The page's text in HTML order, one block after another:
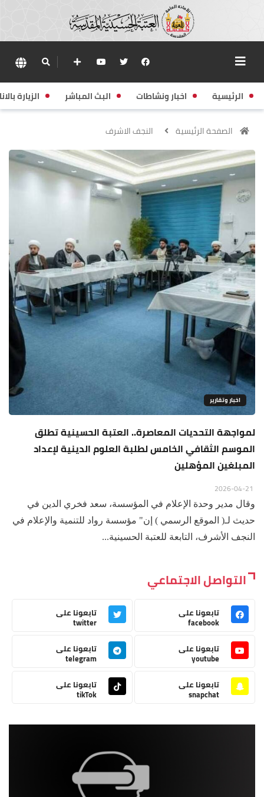
الرئيسية اخبار ونشاطات البث المباشر الزيارة
الصفحة الرئيسية النجف الاشرف
اخبار وتقارير
لمواجهة التحديات المعاصرة.. العتبة الحسينية تطلق
الموسم الثقافي الخامس لطلبة العلوم الدينية لإعداد
المبلغين المؤهلين
وقال مدير وحدة الإعلام في المؤسسة، سعد فخري الدين في
حديث لـ( الموقع الرسمي ) إن" مؤسسة رواد للتنمية والإعلام في
النجف الأشرف، التابعة للعتبة الحسينية...
التواصل الاجتماعي
تابعونا على
facebook
تابعونا على
twitter
تابعونا على
youtube
تابعونا على
telegram
تابعونا على
snapchat
تابعونا على
tikTok